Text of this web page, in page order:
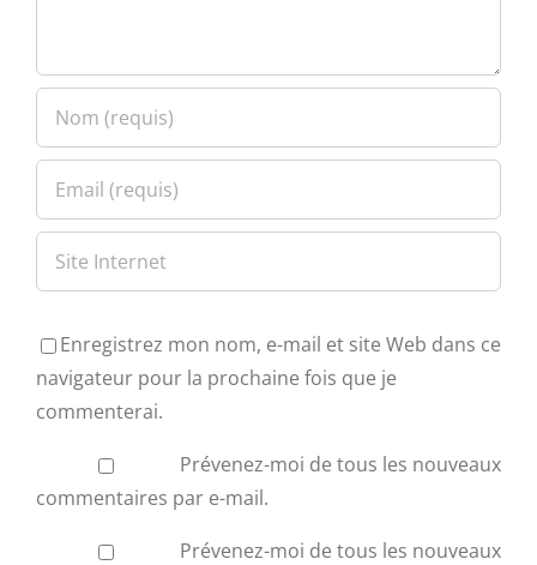
Enregistrez mon nom, e-mail et site Web dans ce
navigateur pour la prochaine fois que je
commenterai.
Prévenez-moi de tous les nouveaux
commentaires par e-mail.
Prévenez-moi de tous les nouveaux